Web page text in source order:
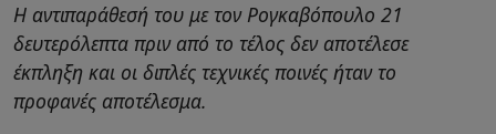
Η αντιπαράθεσή του με τον Ρογκαβόπουλο 21
δευτερόλεπτα πριν από το τέλος δεν αποτέλεσε
έκπληξη και οι διπλές τεχνικές ποινές ήταν το
προφανές αποτέλεσμα.